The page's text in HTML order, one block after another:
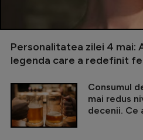
Personalitatea zilei 4 mai:
legenda care a redefinit
Consumul
mai redus
decenii. Ce